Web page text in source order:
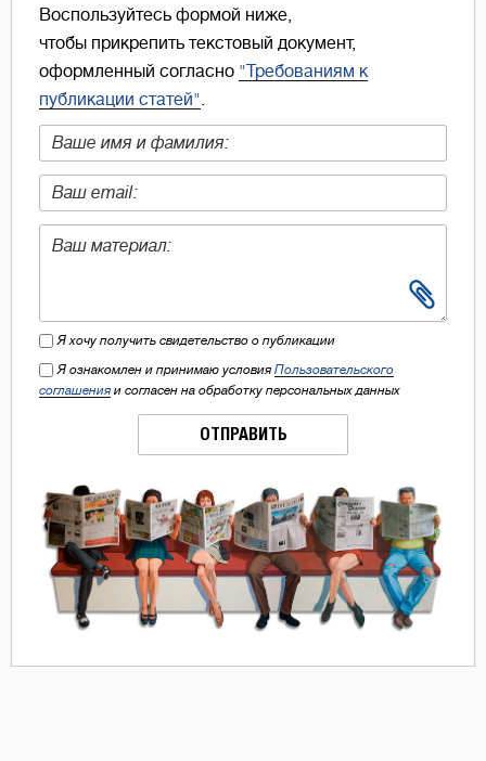
Воспользуйтесь формой ниже,
чтобы прикрепить текстовый документ,
оформленный согласно "Требованиям к
публикации статей".
Я хочу получить свидетельство о публикации
Я ознакомлен и принимаю условия Пользовательского
соглашения и согласен на обработку персональных данных
ОТПРАВИТЬ